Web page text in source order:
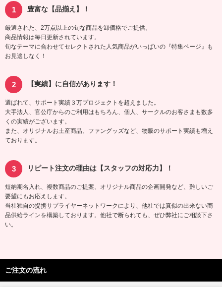
豊富な【品揃え】！
厳選された、2万点以上の旬な商品を卸価格でご提供。
商品情報は毎日更新されています。
旬なテーマに合わせてセレクトされた人気商品がいっぱいの『特集ページ』も
お見逃しなく！
【実績】に自信があります！
選ばれて、サポート実績３万プロジェクトを超えました。
大手法人、官公庁からのご利用はもちろん、個人、サークルのお客さまも数多
くの実績がございます。
また、オリジナルお土産商品、ファングッズなど、物販のサポート実績も増え
ております。
リピート注文の理由は【スタッフの対応力】！
短納期名入れ、複数商品のご提案、オリジナル商品の企画開発など、難しいご
要望にもお応えします。
当社独自の提携サプライヤーネットワークにより、他社では真似の出来ない商
品供給ラインを構築しております。他社で断られても、ぜひ弊社にご相談下さ
い。
ご注文の流れ